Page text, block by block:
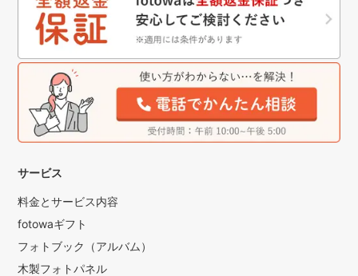
サービス
料金とサービス内容
fotowaギフト
フォトブック（アルバム）
木製フォトパネル